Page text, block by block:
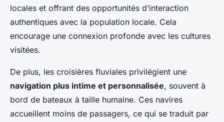
locales et offrant des opportunités d’interaction
authentiques avec la population locale. Cela
encourage une connexion profonde avec les cultures
visitées.
De plus, les croisières fluviales privilégient une
navigation plus intime et personnalisée, souvent à
bord de bateaux à taille humaine. Ces navires
accueillent moins de passagers, ce qui se traduit par